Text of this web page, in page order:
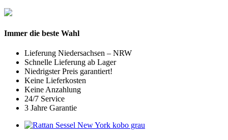
Immer die beste Wahl
Lieferung Niedersachsen – NRW
Schnelle Lieferung ab Lager
Niedrigster Preis garantiert!
Keine Lieferkosten
Keine Anzahlung
24/7 Service
3 Jahre Garantie